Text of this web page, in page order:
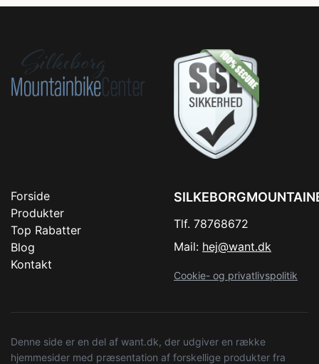
Forside
Produkter
Top Rabatter
Blog
Kontakt
Tlf. 78768672
Mail: hej@want.dk
Cookie- og privatlivspolitik
Denne side er en del af want.dk, der udgiver en række
hjemmesider med præsentation af forskellige produkter fra